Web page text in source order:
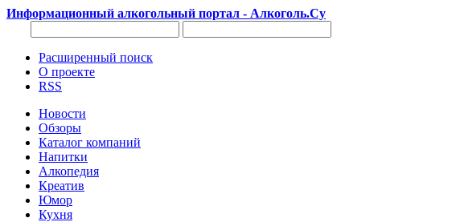
Информационный алкогольный портал - Алкоголь.Су
Расширенный поиск
О проекте
RSS
Новости
Обзоры
Каталог компаний
Напитки
Алкопедия
Креатив
Юмор
Кухня